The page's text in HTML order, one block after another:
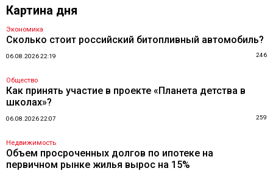
Картина дня
Экономика
Сколько стоит российский битопливный автомобиль?
06.08.2026 22:19 246
Общество
Как принять участие в проекте «Планета детства в
школах»?
06.08.2026 22:07 259
Недвижимость
Объем просроченных долгов по ипотеке на
первичном рынке жилья вырос на 15%